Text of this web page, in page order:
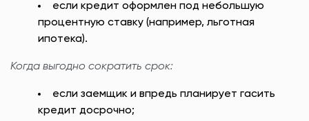
если кредит оформлен под небольшую
процентную ставку (например, льготная
ипотека).
Когда выгодно сократить срок:
если заемщик и впредь планирует гасить
кредит досрочно;